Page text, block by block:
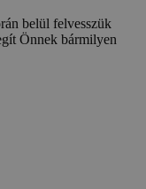
belül felvesszük
Önnek bármilyen